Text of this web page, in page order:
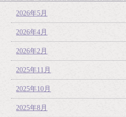
2026年5月
2026年4月
2026年2月
2025年11月
2025年10月
2025年8月